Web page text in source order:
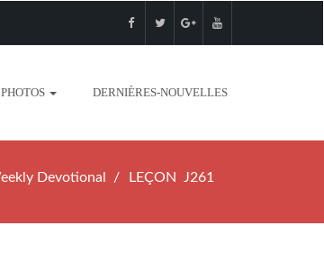
DERNIÈRES-NOUVELLES
Devotional LEÇON J261